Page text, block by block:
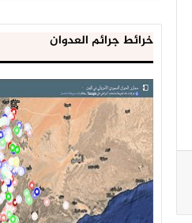
خرائط جرائم العدوان